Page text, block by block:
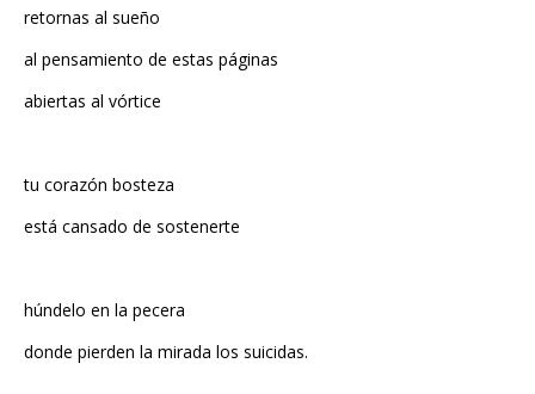
retornas al sueño
al pensamiento de estas páginas
abiertas al vórtice
tu corazón bosteza
está cansado de sostenerte
húndelo en la pecera
donde pierden la mirada los suicidas.